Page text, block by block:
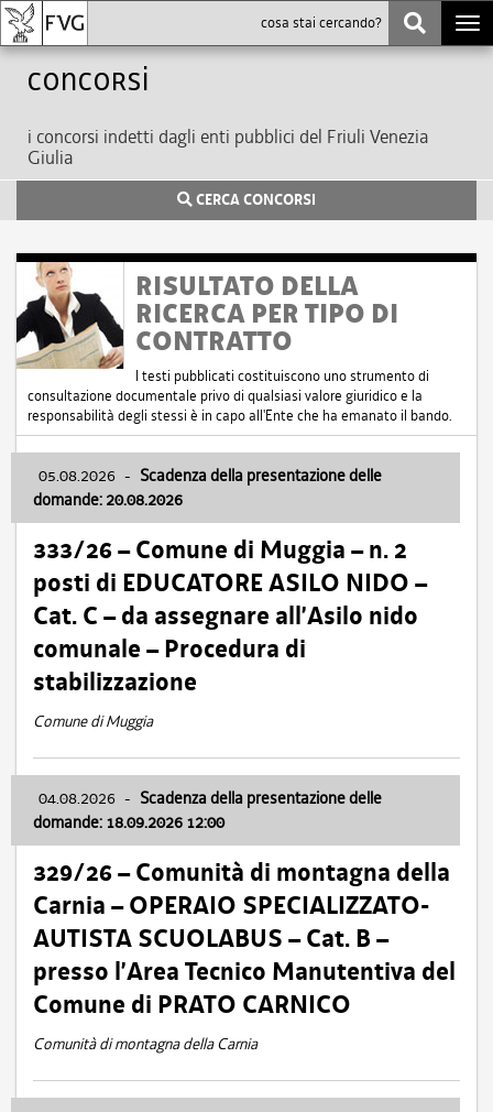
Concorsi
i concorsi indetti dagli enti pubblici del Friuli Venezia
Giulia
CERCA CONCORSI
RISULTATO DELLA
RICERCA PER TIPO DI
CONTRATTO
I testi pubblicati costituiscono uno strumento di
consultazione documentale privo di qualsiasi valore giuridico e la
responsabilità degli stessi è in capo all'Ente che ha emanato il bando.
05.08.2026 - Scadenza della presentazione delle
domande: 20.08.2026
333/26 – Comune di Muggia – n. 2
posti di EDUCATORE ASILO NIDO –
Cat. C – da assegnare all’Asilo nido
comunale – Procedura di
stabilizzazione
Comune di Muggia
04.08.2026 - Scadenza della presentazione delle
domande: 18.09.2026 12:00
329/26 – Comunità di montagna della
Carnia – OPERAIO SPECIALIZZATO-
AUTISTA SCUOLABUS – Cat. B –
presso l’Area Tecnico Manutentiva del
Comune di PRATO CARNICO
Comunità di montagna della Carnia